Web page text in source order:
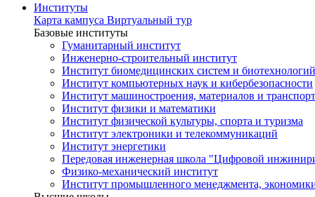
Институты
Карта кампуса Виртуальный тур
Базовые институты
Гуманитарный институт
Инженерно-строительный институт
Институт биомедицинских систем и биотехнологий
Институт компьютерных наук и кибербезопасности
Институт машиностроения, материалов и
Институт физики и математики
Институт физической культуры, спорта и туризма
Институт электроники и телекоммуникаций
Институт энергетики
Передовая инженерная школа "Цифровой
Физико-механический институт
Институт промышленного менеджмента,